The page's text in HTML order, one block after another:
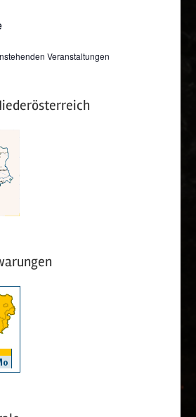
Veranstaltungen